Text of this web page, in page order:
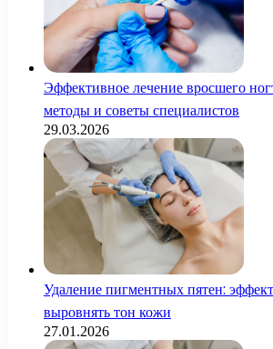
Эффективное лечение вросшего
методы и советы специалистов
29.03.2026
Удаление пигментных пятен:
выровнять тон кожи
27.01.2026